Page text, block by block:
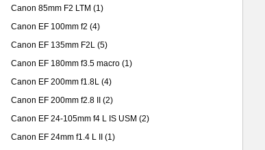
Canon 85mm F2 LTM (1)
Canon EF 100mm f2 (4)
Canon EF 135mm F2L (5)
Canon EF 180mm f3.5 macro (1)
Canon EF 200mm f1.8L (4)
Canon EF 200mm f2.8 II
(2)
Canon EF 24-105mm f4 L IS USM (2)
Canon EF 24mm f1.4 L II
(1)